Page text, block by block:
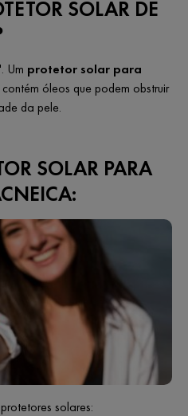
SOLAR DE
Um protetor solar para
óleos que podem obstruir
da pele.
SOLAR PARA
solares: